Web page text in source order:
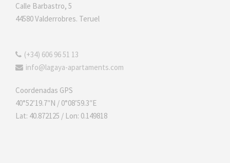
Calle Barbastro, 5
44580 Valderrobres. Teruel
(+34) 606 96 51 13
info@lagaya-apartaments.com
Coordenadas GPS
40°52’19.7″N / 0°08’59.3″E
Lat: 40.872125 / Lon: 0.149818